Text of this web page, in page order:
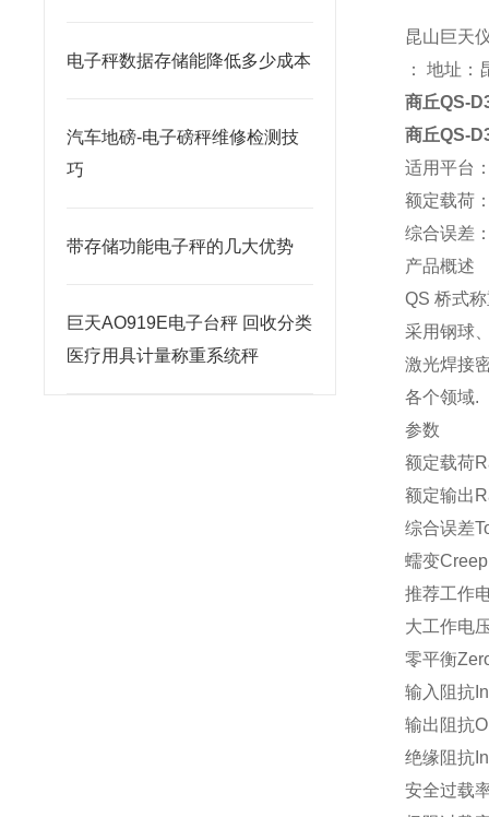
电子秤数据存储能降低多少成本
汽车地磅-电子磅秤维修检测技
巧
带存储功能电子秤的几大优势
巨天AO919E电子台秤 回收分类
医疗用具计量称重系统秤
昆山巨天
： 地址
商丘QS-
商丘QS-
适用平台
额定载荷
综合误差
产品概述
QS 桥式
采用钢球
激光焊接
各个领域.
参数
额定载荷
额定输出
综合误差
蠕变
推荐工作
大工作电
零平衡
输入阻抗
输出阻抗
绝缘阻抗
安全过载